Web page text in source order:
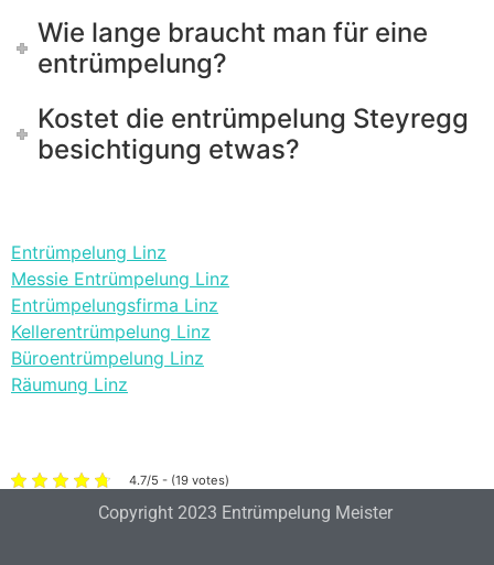
Wie lange braucht man für eine
entrümpelung?
Kostet die entrümpelung Steyregg
besichtigung etwas?
Entrümpelung Linz
Messie Entrümpelung Linz
Entrümpelungsfirma Linz
Kellerentrümpelung Linz
Büroentrümpelung Linz
Räumung Linz
4.7/5 - (19 votes)
Copyright 2023 Entrümpelung Meister